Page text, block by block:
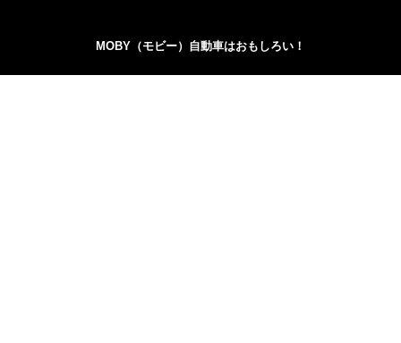
MOBY（モビー）自動車はおもしろい！